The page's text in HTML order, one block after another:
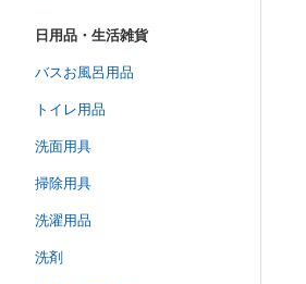
日用品・生活雑貨
バスお風呂用品
トイレ用品
洗面用具
掃除用具
洗濯用品
洗剤